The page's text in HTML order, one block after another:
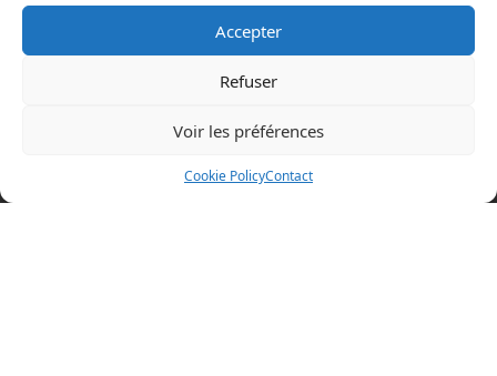
Accepter
Refuser
Voir les préférences
Cookie PolicyContact
Politique en matière de cookies